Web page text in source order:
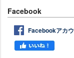
Facebook
Facebookアカ